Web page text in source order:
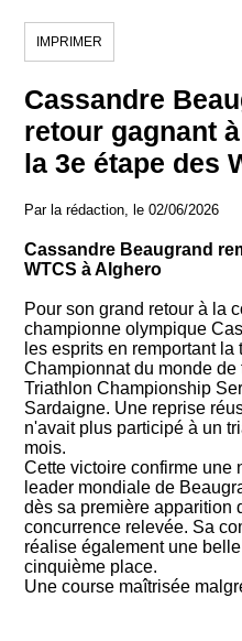
IMPRIMER
Cassandre
retour gagnant
la 3e étape des
Par la rédaction, le 02/06/2026
Cassandre Beaugrand
WTCS à Alghero
Pour son grand retour à la
championne olympique
les esprits en remportant la
Championnat du monde
Triathlon Championship
Sardaigne. Une reprise
n'avait plus participé à un
mois.
Cette victoire confirme une
leader mondiale de
dès sa première apparition
concurrence relevée. Sa
réalise également une
cinquième place.
Une course maîtrisée